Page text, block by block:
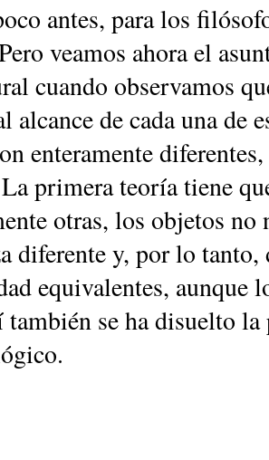
an­tes, para los
veamos ahora el
cuando observamos
alcance de cada una de
enteramente
primera teoría tiene
otras, los objetos no
diferente y, por lo
equivalentes, aunque
se ha disuelto